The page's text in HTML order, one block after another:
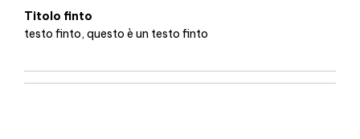
Titolo finto
testo finto, questo è un testo finto